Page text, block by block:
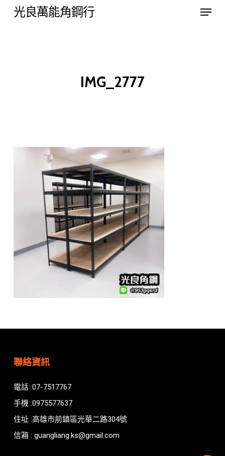
光良萬能角鋼行 Menu
IMG_2777
聯絡資訊
電話 :07-7517767
手機 :0975577637
住址 :高雄市前鎮區光華二路304號
信箱 : guangliang.ks@gmail.com